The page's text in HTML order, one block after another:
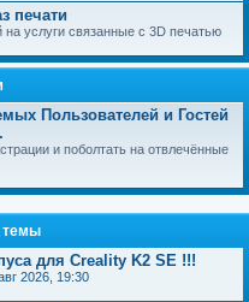
печати
услуги связанные с 3D печатью
Пользователей и Гостей
и поболтать на отвлечённые
темы
для Creality K2 SE !!!
2026, 19:30